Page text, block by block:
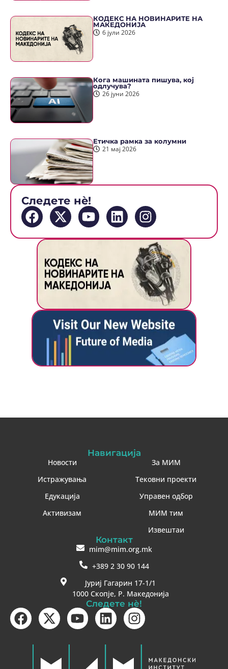
КОДЕКС НА НОВИНАРИТЕ НА
МАКЕДОНИЈА
6 јули 2026
Кога машината пишува, кој
одлучува?
26 јуни 2026
Етичка рамка за колумни
21 мај 2026
Следете нè!
Навигација
Новости
Истражувања
Едукација
Активизам
За МИМ
Тековни проекти
Управен одбор
МИМ тим
Извештаи
Контакт
mim@mim.org.mk
+389 2 30 90 144
Јуриј Гагарин 17-1/1
1000 Скопје, Р. Македонија
Следете нè!